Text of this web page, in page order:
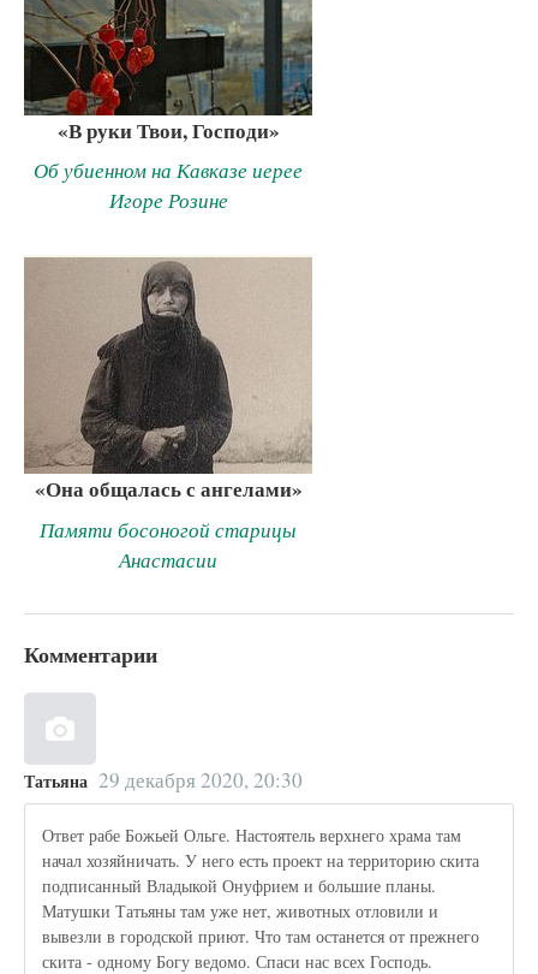
«В руки Твои, Господи»
Об убиенном на Кавказе иерее
Игоре Розине
«Она общалась с ангелами»
Памяти босоногой старицы
Анастасии
Комментарии
Татьяна 29 декабря 2020, 20:30
Ответ рабе Божьей Ольге. Настоятель верхнего храма там
начал хозяйничать. У него есть проект на территорию скита
подписанный Владыкой Онуфрием и большие планы.
Матушки Татьяны там уже нет, животных отловили и
вывезли в городской приют. Что там останется от прежнего
скита - одному Богу ведомо. Спаси нас всех Господь.